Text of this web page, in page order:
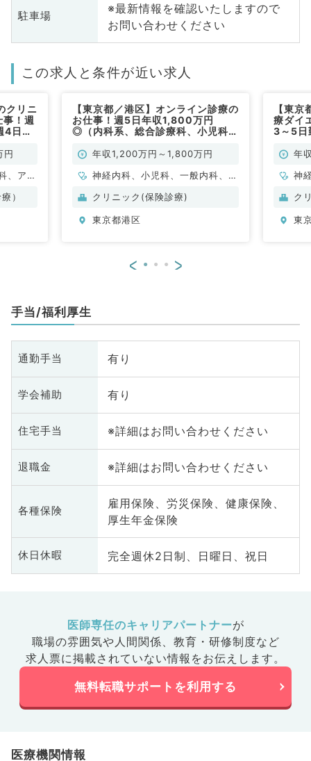
駐車場
※最新情報を確認いたしますので
お問い合わせください
この求人と条件が近い求人
クリニ
！週
日勤
円
、アレ
児科、
一般内
科、腎
科、外
、美容
、救急
医学
形外
医、脊
）
【東京都／港区】オンライン診療の
お仕事！週5日年収1,800万円
◎（内科系、総合診療科、小児科、
年収1,200万円～1,800万円
神経内科、小児科、一般内科、循
環器内科、呼吸器内科、消化器内
科、老年内科、総合診療科、救急
クリニック(保険診療)
東京都港区
【東
療ダイ
3～5日
勤）年
神
ル
脳
皮
系
ク
東
< >
手当/福利厚生
通勤手当 有り
学会補助 有り
住宅手当 ※詳細はお問い合わせください
退職金 ※詳細はお問い合わせください
各種保険
雇用保険、労災保険、健康保険、
厚生年金保険
休日休暇 完全週休2日制、日曜日、祝日
医師専任のキャリアパートナーが
職場の雰囲気や人間関係、 教育・研修制度など
求人票に掲載されていない情報をお伝えします。
無料転職サポートを利用する
医療機関情報